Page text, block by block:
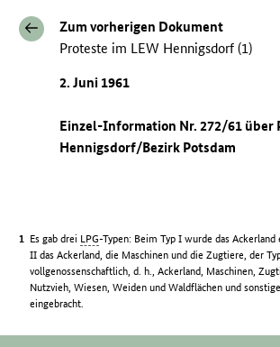
Zum vorherigen Dokument
Proteste im LEW Hennigsdorf (1)
2. Juni 1961
Einzel-Information Nr. 272/61 über
Hennigsdorf/Bezirk Potsdam
Es gab drei LPG-Typen: Beim Typ I wurde das
II das Ackerland, die Maschinen und die Zugtiere, der
vollgenossenschaftlich, d. h., Ackerland, Maschinen,
Nutzvieh, Wiesen, Weiden und Waldflächen und
eingebracht.